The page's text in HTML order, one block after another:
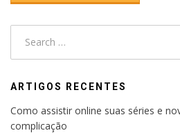
ARTIGOS RECENTES
Como assistir online suas séries e
complicação